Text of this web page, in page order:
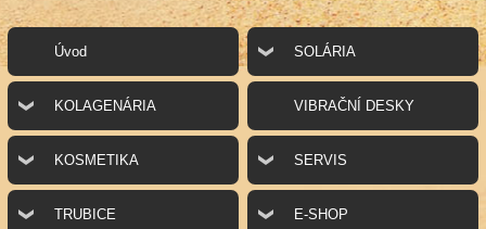
Úvod SOLÁRIA
KOLAGENÁRIA VIBRAČNÍ DESKY
KOSMETIKA SERVIS
TRUBICE E-SHOP